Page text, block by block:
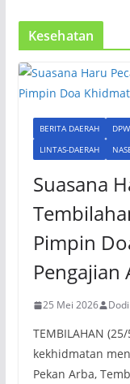
Kesehatan
BERITA DAERAH
LINTAS-DAERAH
Suasana
Pimpin
Pengajian
25 Mei 2026
TEMBILAHAN
kekhidmatan
Pekan Arba,